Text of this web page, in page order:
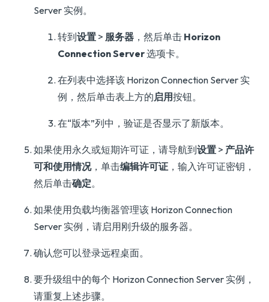
Server 实例。
转到设置 > 服务器 ，然后单击 Horizon
Connection Server选项卡。
在列表中选择该 Horizon Connection Server 实
例，然后单击表上方的启用按钮。
在“版本”列中，验证是否显示了新版本。
如果使用永久或短期许可证，请导航到设置 > 产品许
可和使用情况，单击编辑许可证 ，输入许可证密钥，
然后单击确定。
如果使用负载均衡器管理该 Horizon Connection
Server 实例，请启用刚升级的服务器。
确认您可以登录远程桌面。
要升级组中的每个 Horizon Connection Server 实例，
请重复上述步骤。